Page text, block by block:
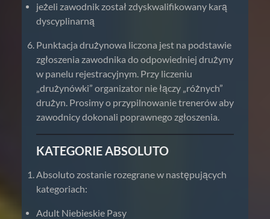
jeżeli zawodnik został zdyskwalifikowany karą
dyscyplinarną
Punktacja drużynowa liczona jest na podstawie
zgłoszenia zawodnika do odpowiedniej drużyny
w panelu rejestracyjnym. Przy liczeniu
„drużynówki” organizator nie łączy „różnych”
drużyn. Prosimy o przypilnowanie trenerów aby
zawodnicy dokonali poprawnego zgłoszenia.
KATEGORIE ABSOLUTO
Absoluto zostanie rozegrane w następujących
kategoriach:
Adult Niebieskie Pasy